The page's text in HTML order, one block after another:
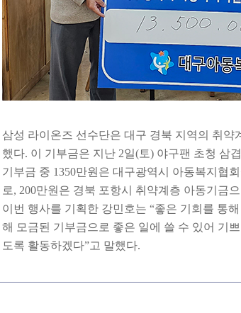
삼성 라이온즈 선수단은 대구 경북 지역의 취
했다. 이 기부금은 지난 2일(토) 야구팬 초청 삼
기부금 중 1350만원은 대구광역시 아동복지협
로, 200만원은 경북 포항시 취약계층 아동기금
이번 행사를 기획한 강민호는 “좋은 기회를 통
해 모금된 기부금으로 좋은 일에 쓸 수 있어 기
도록 활동하겠다”고 말했다.